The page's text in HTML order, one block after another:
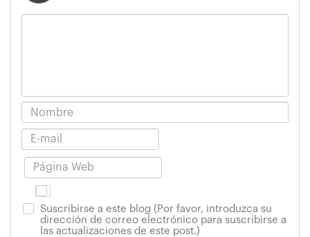
Suscribirse a este blog (Por favor, introduzca su
dirección de correo electrónico para suscribirse a
las actualizaciones de este post.)